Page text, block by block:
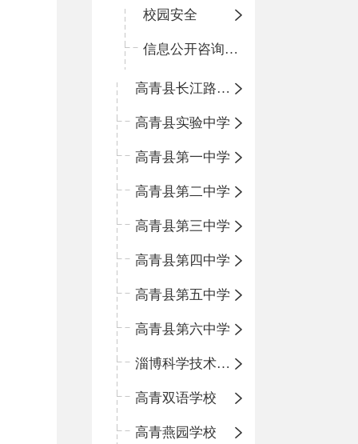
校园安全
信息公开咨询指南
高青县长江路小学
高青县实验中学
高青县第一中学
高青县第二中学
高青县第三中学
高青县第四中学
高青县第五中学
高青县第六中学
淄博科学技术学校
高青双语学校
高青燕园学校